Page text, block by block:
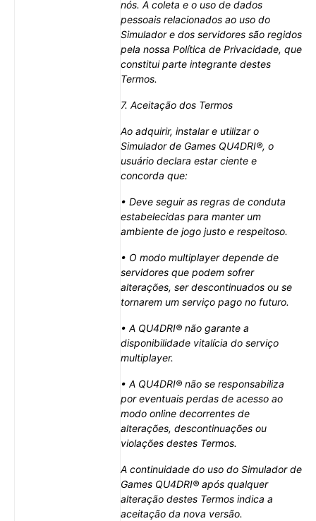
nós. A coleta e o uso de dados
pessoais relacionados ao uso do
Simulador e dos servidores são regidos
pela nossa Política de Privacidade, que
constitui parte integrante destes
Termos.
7. Aceitação dos Termos
Ao adquirir, instalar e utilizar o
Simulador de Games QU4DRI®, o
usuário declara estar ciente e
concorda que:
• Deve seguir as regras de conduta
estabelecidas para manter um
ambiente de jogo justo e respeitoso.
• O modo multiplayer depende de
servidores que podem sofrer
alterações, ser descontinuados ou se
tornarem um serviço pago no futuro.
• A QU4DRI® não garante a
disponibilidade vitalícia do serviço
multiplayer.
• A QU4DRI® não se responsabiliza
por eventuais perdas de acesso ao
modo online decorrentes de
alterações, descontinuações ou
violações destes Termos.
A continuidade do uso do Simulador de
Games QU4DRI® após qualquer
alteração destes Termos indica a
aceitação da nova versão.